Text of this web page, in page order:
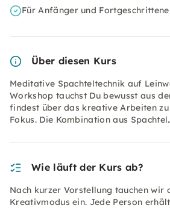
Für Anfänger und Fortgeschrittene
Über diesen Kurs
Meditative Spachteltechnik auf
Workshop tauchst Du bewusst aus
findest über das kreative Arbeiten zu
Fokus. Die Kombination aus
Wie läuft der Kurs ab?
Nach kurzer Vorstellung tauchen wir
Kreativmodus ein. Jede Person